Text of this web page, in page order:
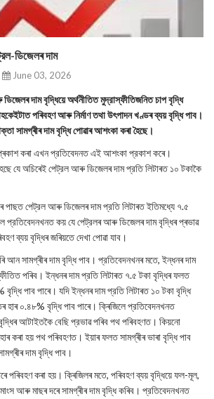
ডিজেলৰ দাম
June 03, 2026
দাম বৃদ্ধিয়ে অর্থনীতিত মুদ্রাস্ফীতিজনিত চাপ বৃদ্ধি
পৰিবহণ আৰু নির্মাণ তথা উৎপাদন খণ্ডৰ ব্যয় বৃদ্ধি পাব।
সামগ্ৰীৰ দাম বৃদ্ধি পোৱাৰ আশংকা কৰা হৈছে।
প্ৰকাশ কৰা এখন প্রতিবেদনত এই আশংকা প্রকাশ কৰে।
যে অচিৰেই পেট্রল আৰু ডিজেলৰ দাম প্রতি লিটাৰত ১০ টকাকৈ
পাছত পেট্রল আৰু ডিজেলৰ দাম প্রতি লিটাৰত ইতিমধ্যে ৭.৫
প্রতিবেদনখনত কয় যে পেট্রলৰ আৰু ডিজেলৰ দাম বৃদ্ধিৰ প্ৰভাৱ
ব্যয় বৃদ্ধিৰ জৰিয়তে দেখা পোৱা যাব।
আন সামগ্ৰীৰ দাম বৃদ্ধি পাব। প্রতিবেদনখনৰ মতে, ইন্ধনৰ দাম
পৰিব। ইন্ধনৰ দাম প্রতি লিটাৰত ৭.৫ টকা বৃদ্ধিৰ ফলত
বৃদ্ধি পাব পাৰে। যদি ইন্ধনৰ দাম প্রতি লিটাৰত ১০ টকা বৃদ্ধি
হাৰ ০.৪৮% বৃদ্ধি পাব পাৰে। ক্ৰিজিলে প্রতিবেদনখনত
আটাইতকৈ বেছি প্রভাৱ পৰিব পথ পৰিবহণত। কিয়নো
কৰা হয় পথ পৰিবহণত। ইয়াৰ ফলত সামগ্ৰীৰ ভাৰা বৃদ্ধি পাব
দাম বৃদ্ধি পাব।
পৰিবহণ কৰা হয়। ক্ৰিজিলৰ মতে, পৰিবহণ ব্যয় বৃদ্ধিয়ে ফল-মূল,
আৰু মাছৰ দৰে সামগ্ৰীৰ দাম বৃদ্ধি কৰিব। প্রতিবেদনখনত